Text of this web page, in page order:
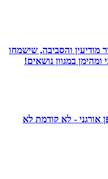
והסביבה, שישמחו
במגוון נושאים!
- לא קודמת לא